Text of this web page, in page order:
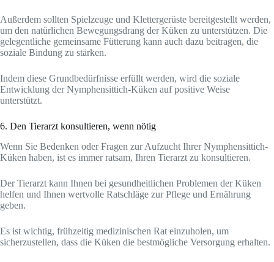
Außerdem sollten Spielzeuge und Klettergerüste bereitgestellt werden,
um den natürlichen Bewegungsdrang der Küken zu unterstützen. Die
gelegentliche gemeinsame Fütterung kann auch dazu beitragen, die
soziale Bindung zu stärken.
Indem diese Grundbedürfnisse erfüllt werden, wird die soziale
Entwicklung der Nymphensittich-Küken auf positive Weise
unterstützt.
6. Den Tierarzt konsultieren, wenn nötig
Wenn Sie Bedenken oder Fragen zur Aufzucht Ihrer Nymphensittich-
Küken haben, ist es immer ratsam, Ihren Tierarzt zu konsultieren.
Der Tierarzt kann Ihnen bei gesundheitlichen Problemen der Küken
helfen und Ihnen wertvolle Ratschläge zur Pflege und Ernährung
geben.
Es ist wichtig, frühzeitig medizinischen Rat einzuholen, um
sicherzustellen, dass die Küken die bestmögliche Versorgung erhalten.